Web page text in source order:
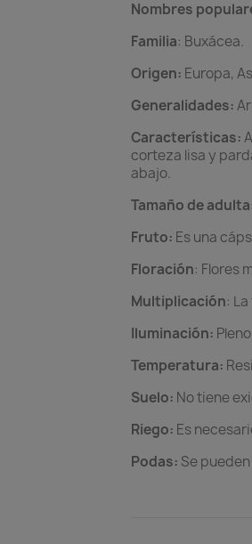
Nombres
Familia: Buxácea.
Origen: Europa,
Generalidades:
Características:
corteza lisa y
abajo.
Tamaño de
Fruto: Es una
Floración: Flores
Multiplicación:
Iluminación:
Temperatura:
Suelo: No tiene
Riego: Es
Podas: Se